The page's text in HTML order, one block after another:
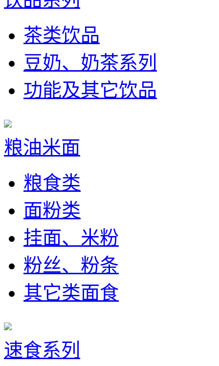
茶类饮品
豆奶、奶茶系列
功能及其它饮品
粮油米面
粮食类
面粉类
挂面、米粉
粉丝、粉条
其它类面食
速食系列